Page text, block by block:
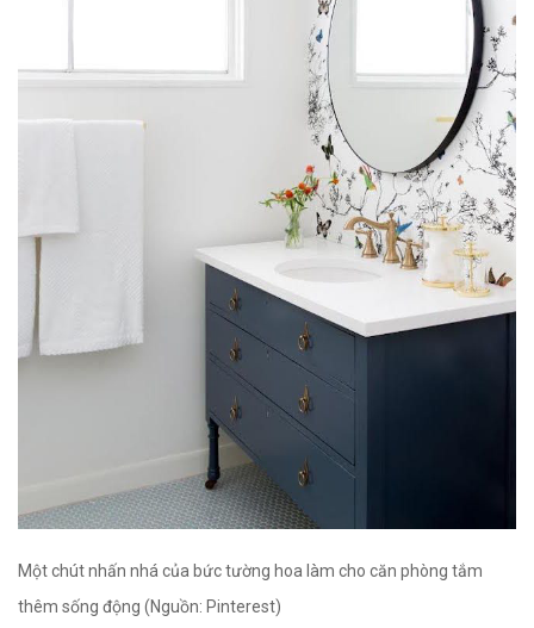
Một chút nhấn nhá của bức tường hoa làm cho căn phòng tắm
thêm sống động (Nguồn: Pinterest)